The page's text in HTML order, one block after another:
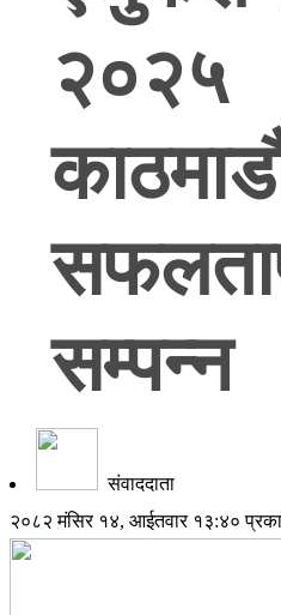
२०२५
सम्पन्न
संवाददाता
२०८२ मंसिर १४, आईतवार १३:४०